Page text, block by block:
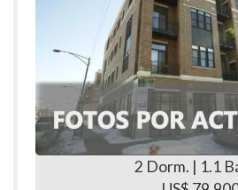
2 Dorm. | 1.1